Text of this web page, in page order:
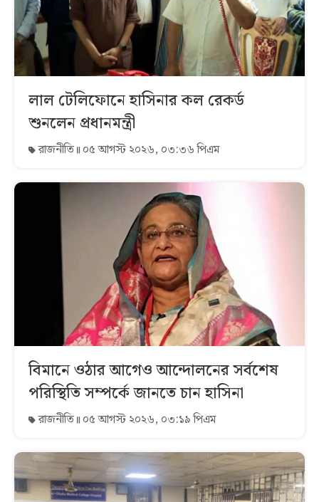
লাল টেলিফোনে হাসিনার কল রেকর্ড
শুনলেন প্রধানমন্ত্রী
রাজনীতি ০৫ আগস্ট ২০২৬, ০৩:৩৬ পিএম
বিমানে ওঠার আগেও আন্দোলনের সর্বশেষ
পরিস্থিতি সম্পর্কে জানতে চান হাসিনা
রাজনীতি ০৫ আগস্ট ২০২৬, ০৩:১৯ পিএম